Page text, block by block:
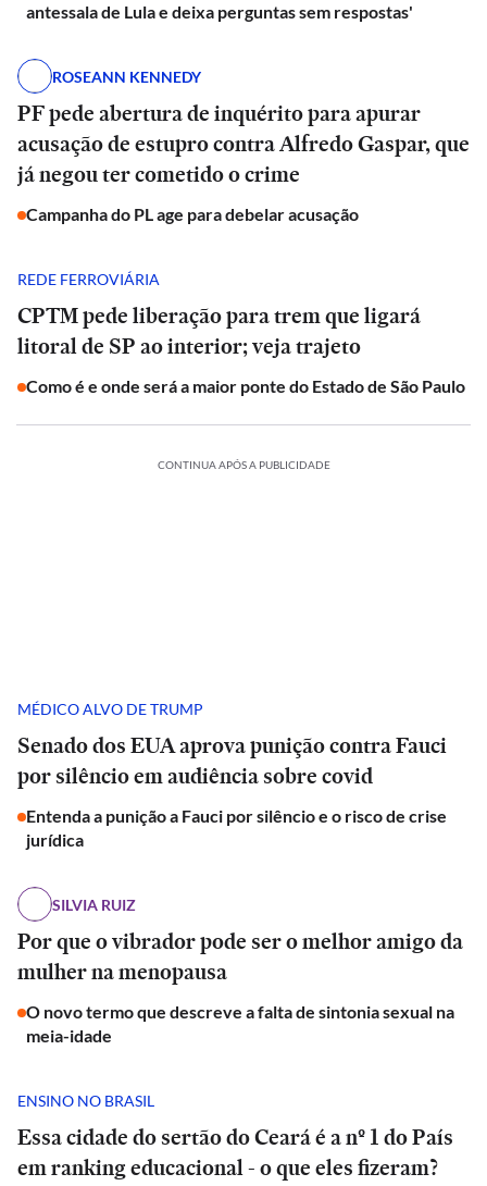
antessala de Lula e deixa perguntas sem respostas'
ROSEANN KENNEDY
PF pede abertura de inquérito para apurar
acusação de estupro contra Alfredo Gaspar, que
já negou ter cometido o crime
Campanha do PL age para debelar acusação
REDE FERROVIÁRIA
CPTM pede liberação para trem que ligará
litoral de SP ao interior; veja trajeto
Como é e onde será a maior ponte do Estado de São Paulo
CONTINUA APÓS A PUBLICIDADE
MÉDICO ALVO DE TRUMP
Senado dos EUA aprova punição contra Fauci
por silêncio em audiência sobre covid
Entenda a punição a Fauci por silêncio e o risco de crise
jurídica
SILVIA RUIZ
Por que o vibrador pode ser o melhor amigo da
mulher na menopausa
O novo termo que descreve a falta de sintonia sexual na
meia-idade
ENSINO NO BRASIL
Essa cidade do sertão do Ceará é a nº 1 do País
em ranking educacional - o que eles fizeram?